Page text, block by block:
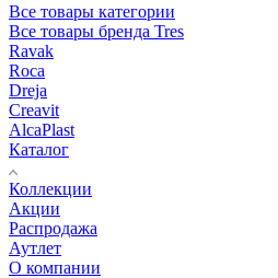
Все товары категории
Все товары бренда Tres
Ravak
Roca
Dreja
Creavit
AlcaPlast
Каталог
Коллекции
Акции
Распродажа
Аутлет
О компании